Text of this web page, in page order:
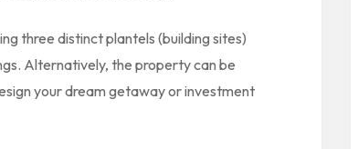
three distinct plantels (building sites)
Alternatively, the property can be
your dream getaway or investment